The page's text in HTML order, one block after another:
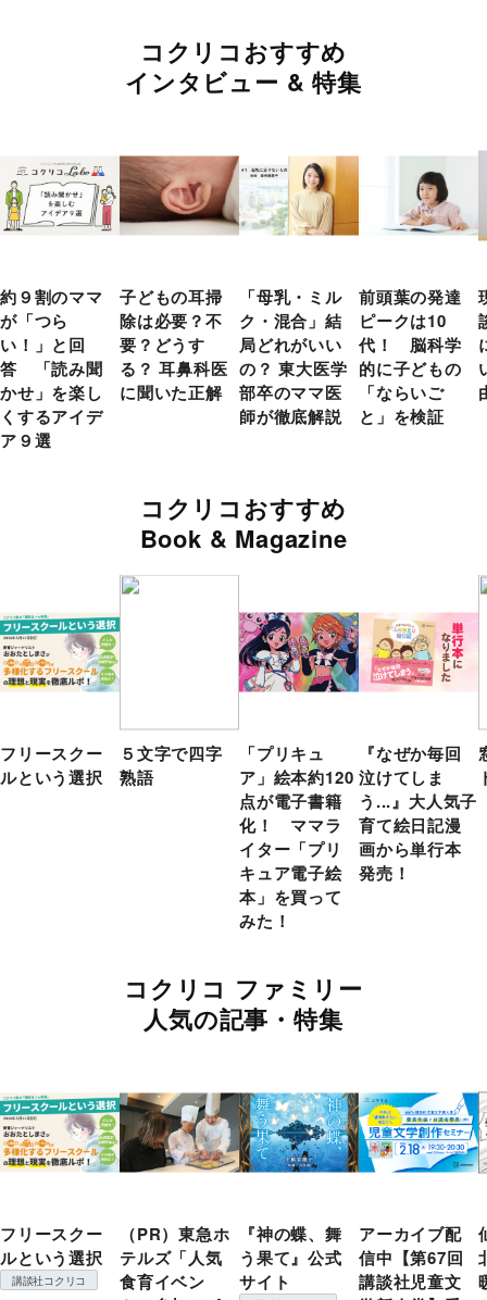
コクリコおすすめ
インタビュー & 特集
約９割のママ
が「つら
い！」と回
答 「読み聞
かせ」を楽し
くするアイデ
ア９選
子どもの耳掃
除は必要？不
要？どうす
る？ 耳鼻科医
に聞いた正解
「母乳・ミル
ク・混合」結
局どれがいい
の？ 東大医学
部卒のママ医
師が徹底解説
前頭葉の発達
ピークは10
代！ 脳科学
的に子どもの
「ならいご
と」を検証
コクリコおすすめ
Book & Magazine
フリースクー
ルという選択
５文字で四字
熟語
「プリキュ
ア」絵本約120
点が電子書籍
化！ ママラ
イター「プリ
キュア電子絵
本」を買って
みた！
『なぜか毎回
泣けてしま
う...』大人気子
育て絵日記漫
画から単行本
発売！
コクリコ ファミリー
人気の記事・特集
フリースクー
ルという選択
講談社コクリコ
（PR）東急ホ
テルズ「人気
食育イベン
『神の蝶、舞
う果て』公式
サイト
アーカイブ配
信中【第67回
講談社児童文